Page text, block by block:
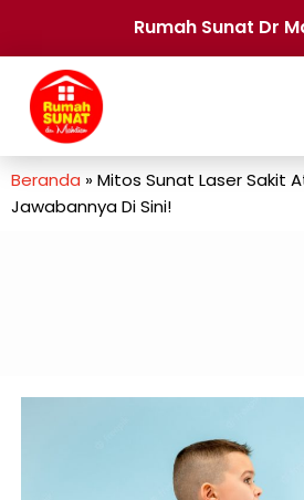
Rumah Sunat Dr
Beranda »Mitos Sunat Laser Sakit
Jawabannya Di Sini!